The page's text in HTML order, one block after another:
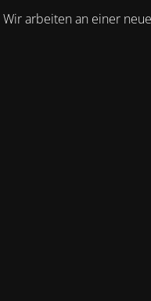
Wir arbeiten an einer